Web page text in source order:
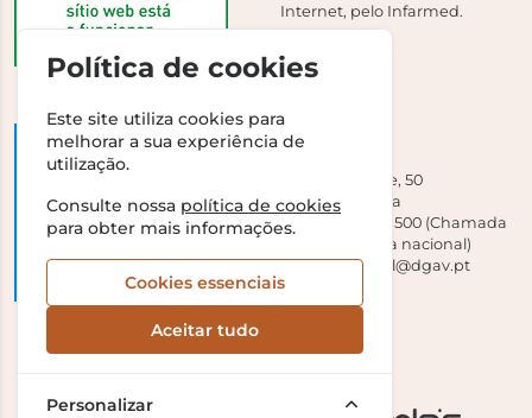
Internet, pelo Infarmed.
Campo Grande, 50
1700-093 Lisboa
Tel +351 213 239 500 (Chamada
para a rede fixa nacional)
E-mail:dirgeral@dgav.pt
Política de cookies
Este site utiliza cookies para
melhorar a sua experiência de
utilização.
Consulte nossa política de cookies
para obter mais informações.
Cookies essenciais
Aceitar tudo
Personalizar